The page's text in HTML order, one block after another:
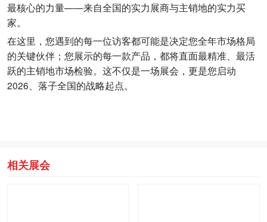
最核心的力量——来自全国的实力展商与主销地的实力买
家。
在这里，您遇到的每一位访客都可能是决定您全年市场格局
的关键伙伴；您展示的每一款产品，都将直面最精准、最活
跃的主销地市场检验。这不仅是一场展会，更是您启动
2026、落子全国的战略起点。
相关展会